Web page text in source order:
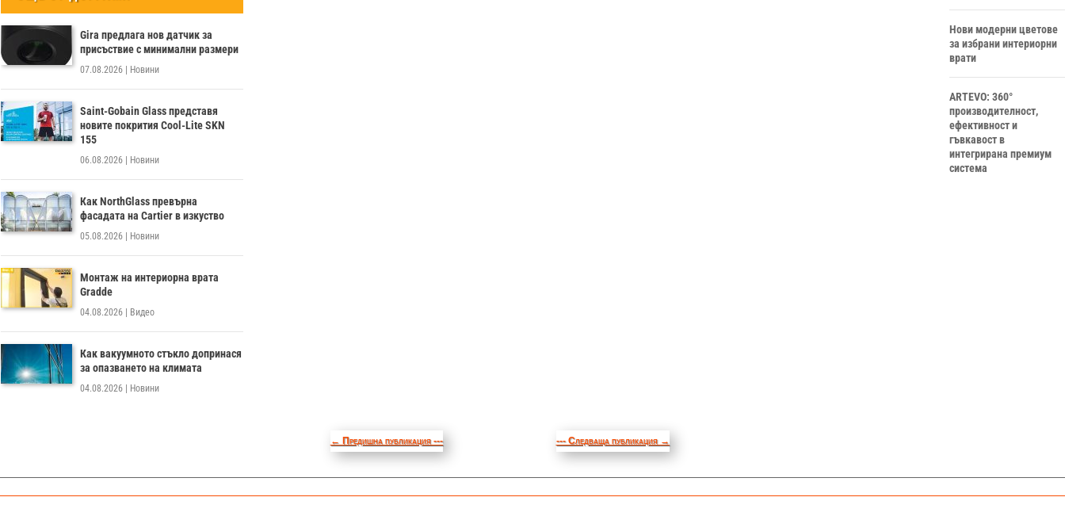
Gira предлага нов датчик за
присъствие с минимални размери
07.08.2026 Новини
Saint-Gobain Glass представя
новите покрития Cool-Lite SKN
155
06.08.2026 Новини
Как NorthGlass превърна
фасадата на Cartier в изкуство
05.08.2026 Новини
Монтаж на интериорна врата
Gradde
04.08.2026 Видео
Как вакуумното стъкло допринася
за опазването на климата
04.08.2026 Новини
Нови модерни цветове
за избрани интериорни
врати
ARTEVO: 360°
производителност,
ефективност и
гъвкавост в
интегрирана премиум
система
← Предишна публикация --- --- Следваща публикация →